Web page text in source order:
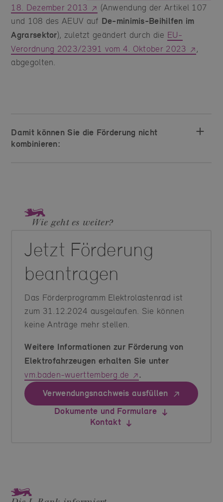
18. Dezember 2013
(Anwendung der Artikel 107
und 108 des AEUV auf De-minimis-Beihilfen im
Agrarsektor), zuletzt geändert durch die EU-
Verordnung 2023/2391 vom 4. Oktober 2023
,
abgegolten.
Damit können Sie die Förderung nicht
kombinieren:
Wie geht es weiter?
Jetzt Förderung
beantragen
Das Förderprogramm Elektrolastenrad ist
zum 31.12.2024 ausgelaufen. Sie können
keine Anträge mehr stellen.
Weitere Informationen zur Förderung von
Elektrofahrzeugen erhalten Sie unter
vm.baden-wuerttemberg.de
.
Verwendungsnachweis ausfüllen
Dokumente und Formulare
Kontakt